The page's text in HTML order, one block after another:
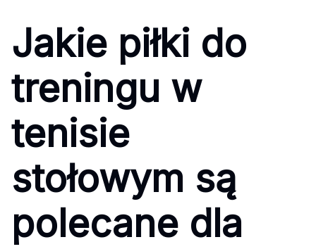
Jakie piłki do
treningu w
tenisie
stołowym są
polecane dla